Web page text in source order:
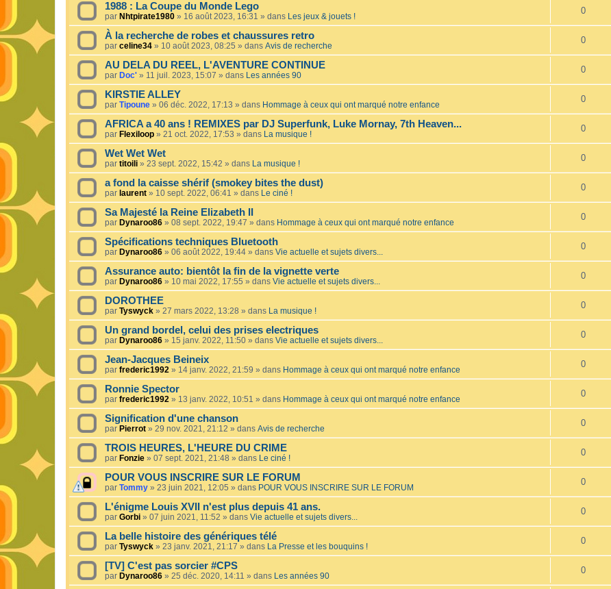
1988 : La Coupe du Monde Lego
par Nhtpirate1980 » 16 août 2023, 16:31 » dans Les jeux & jouets !
0
À la recherche de robes et chaussures retro
par celine34 » 10 août 2023, 08:25 » dans Avis de recherche
0
AU DELA DU REEL, L'AVENTURE CONTINUE
par Doc' » 11 juil. 2023, 15:07 » dans Les années 90
0
KIRSTIE ALLEY
par Tipoune » 06 déc. 2022, 17:13 » dans Hommage à ceux qui ont marqué notre enfance
0
AFRICA a 40 ans ! REMIXES par DJ Superfunk, Luke Mornay, 7th Heaven...
par Flexiloop » 21 oct. 2022, 17:53 » dans La musique !
0
Wet Wet Wet
par titoili » 23 sept. 2022, 15:42 » dans La musique !
0
a fond la caisse shérif (smokey bites the dust)
par laurent » 10 sept. 2022, 06:41 » dans Le ciné !
0
Sa Majesté la Reine Elizabeth II
par Dynaroo86 » 08 sept. 2022, 19:47 » dans Hommage à ceux qui ont marqué notre enfance
0
Spécifications techniques Bluetooth
par Dynaroo86 » 06 août 2022, 19:44 » dans Vie actuelle et sujets divers...
0
Assurance auto: bientôt la fin de la vignette verte
par Dynaroo86 » 10 mai 2022, 17:55 » dans Vie actuelle et sujets divers...
0
DOROTHEE
par Tyswyck » 27 mars 2022, 13:28 » dans La musique !
0
Un grand bordel, celui des prises electriques
par Dynaroo86 » 15 janv. 2022, 11:50 » dans Vie actuelle et sujets divers...
0
Jean-Jacques Beineix
par frederic1992 » 14 janv. 2022, 21:59 » dans Hommage à ceux qui ont marqué notre enfance
0
Ronnie Spector
par frederic1992 » 13 janv. 2022, 10:51 » dans Hommage à ceux qui ont marqué notre enfance
0
Signification d'une chanson
par Pierrot » 29 nov. 2021, 21:12 » dans Avis de recherche
0
TROIS HEURES, L'HEURE DU CRIME
par Fonzie » 07 sept. 2021, 21:48 » dans Le ciné !
0
POUR VOUS INSCRIRE SUR LE FORUM
par Tommy » 23 juin 2021, 12:05 » dans POUR VOUS INSCRIRE SUR LE FORUM
0
L'énigme Louis XVII n'est plus depuis 41 ans.
par Gorbi » 07 juin 2021, 11:52 » dans Vie actuelle et sujets divers...
0
La belle histoire des génériques télé
par Tyswyck » 23 janv. 2021, 21:17 » dans La Presse et les bouquins !
0
[TV] C'est pas sorcier #CPS
par Dynaroo86 » 25 déc. 2020, 14:11 » dans Les années 90
0